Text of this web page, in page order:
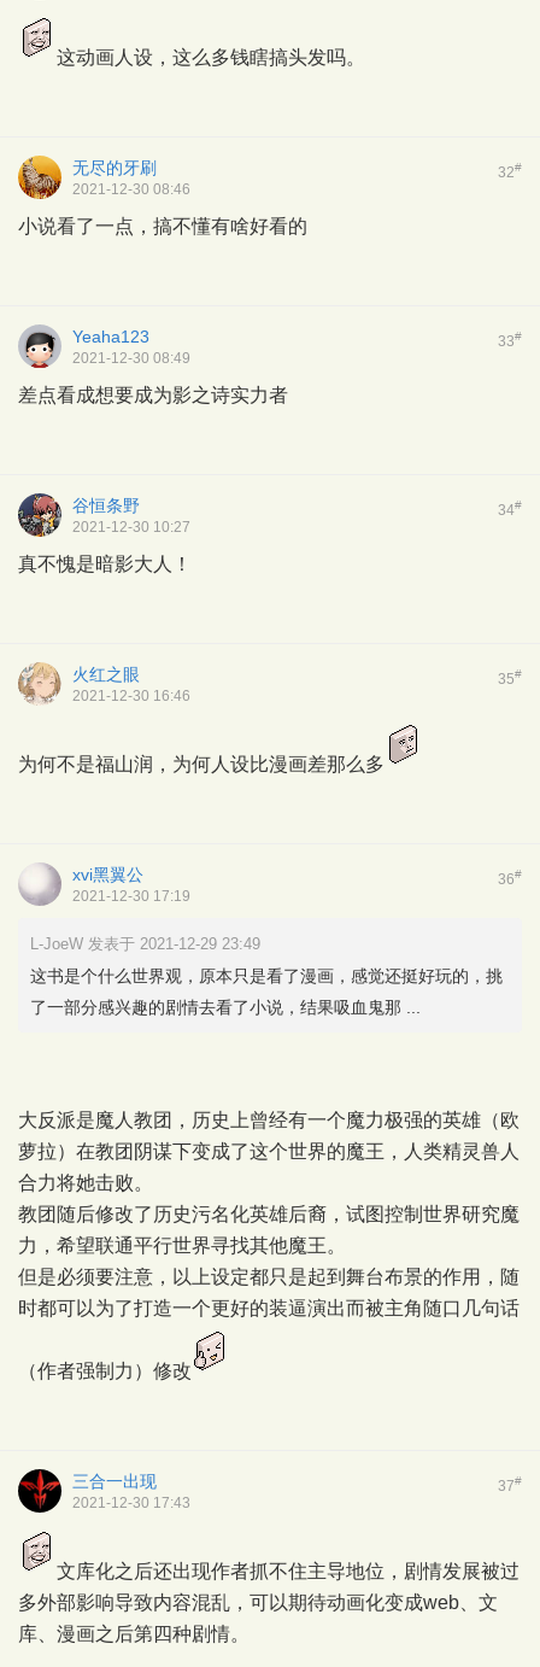
这动画人设，这么多钱瞎搞头发吗。
32#
无尽的牙刷
2021-12-30 08:46
小说看了一点，搞不懂有啥好看的
33#
Yeaha123
2021-12-30 08:49
差点看成想要成为影之诗实力者
34#
谷恒条野
2021-12-30 10:27
真不愧是暗影大人！
35#
火红之眼
2021-12-30 16:46
为何不是福山润，为何人设比漫画差那么多
36#
xvi黑翼公
2021-12-30 17:19
L-JoeW 发表于 2021-12-29 23:49
这书是个什么世界观，原本只是看了漫画，感觉还挺好玩的，挑
了一部分感兴趣的剧情去看了小说，结果吸血鬼那 ...
大反派是魔人教团，历史上曾经有一个魔力极强的英雄（欧
萝拉）在教团阴谋下变成了这个世界的魔王，人类精灵兽人
合力将她击败。
教团随后修改了历史污名化英雄后裔，试图控制世界研究魔
力，希望联通平行世界寻找其他魔王。
但是必须要注意，以上设定都只是起到舞台布景的作用，随
时都可以为了打造一个更好的装逼演出而被主角随口几句话
（作者强制力）修改
37#
三合一出现
2021-12-30 17:43
文库化之后还出现作者抓不住主导地位，剧情发展被过
多外部影响导致内容混乱，可以期待动画化变成web、文
库、漫画之后第四种剧情。